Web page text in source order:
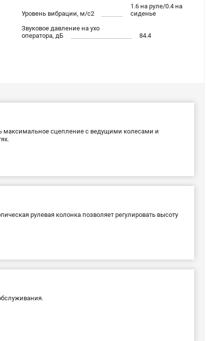
Уровень вибрации, м/с2
1.6 на руле/0.4 на
сиденье
Звуковое давление на ухо
оператора, дБ
84.4
максимальное сцепление с ведущими колесами и
рулевая колонка позволяет регулировать высоту